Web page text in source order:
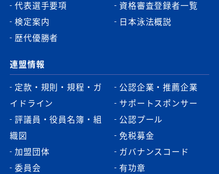
代表選手要項
検定案内
歴代優勝者
資格審査登録者一覧
日本泳法概説
連盟情報
定款・規則・規程・ガ
イドライン
評議員・役員名簿・組
織図
加盟団体
委員会
公認企業・推薦企業
サポートスポンサー
公認プール
免税募金
ガバナンスコード
有功章